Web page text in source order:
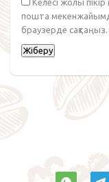
пошта
браузерде сақтаңыз.